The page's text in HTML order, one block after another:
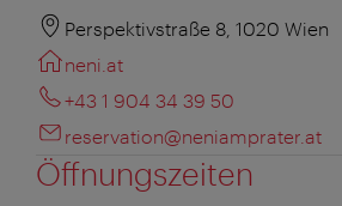
Perspektivstraße 8, 1020 Wien
neni.at
+43 1 904 34 39 50
reservation@neniamprater.at
Öffnungszeiten